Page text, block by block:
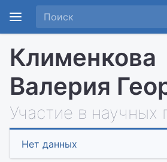
Клименкова
Валерия
Участие в научных
Нет данных